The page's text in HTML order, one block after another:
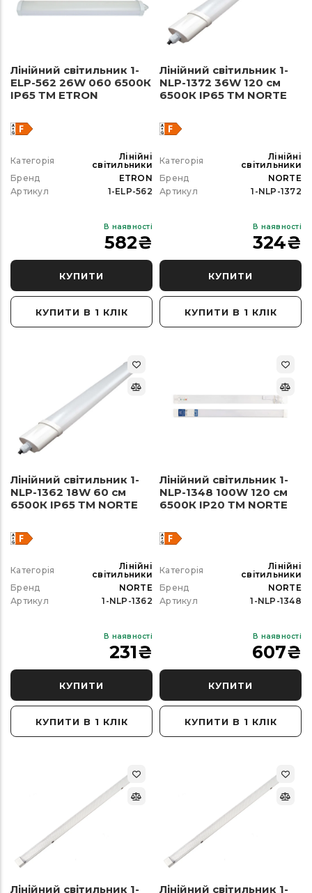
Лінійний світильник 1-
ELP-562 26W 060 6500К
ІР65 ТМ ETRON
Категорія
Лінійні
світильники
Бренд
ETRON
Артикул
1-ELP-562
В наявності
582₴
КУПИТИ
КУПИТИ В 1 КЛІК
Лінійний світильник 1-
NLP-1372 36W 120 см
6500К ІР65 ТМ NORTE
Категорія
Лінійні
світильники
Бренд
NORTE
Артикул
1-NLP-1372
В наявності
324₴
КУПИТИ
КУПИТИ В 1 КЛІК
Лінійний світильник 1-
NLP-1362 18W 60 см
6500К ІР65 ТМ NORTE
Категорія
Лінійні
світильники
Бренд
NORTE
Артикул
1-NLP-1362
В наявності
231₴
КУПИТИ
КУПИТИ В 1 КЛІК
Лінійний світильник 1-
NLP-1348 100W 120 см
6500К ІР20 ТМ NORTE
Категорія
Лінійні
світильники
Бренд
NORTE
Артикул
1-NLP-1348
В наявності
607₴
КУПИТИ
КУПИТИ В 1 КЛІК
Лінійний світильник 1- Лінійний світильник 1-